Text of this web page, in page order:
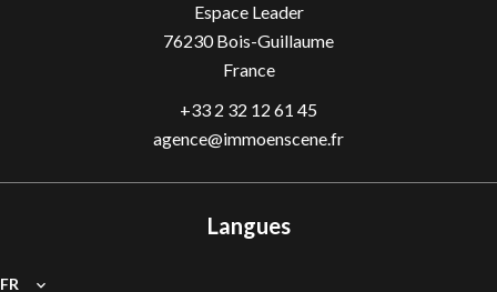
Espace Leader
76230Bois-Guillaume
France
+33 2 32 12 61 45
agence@immoenscene.fr
Langues
FR